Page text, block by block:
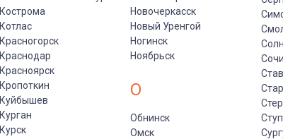
Кострома
Котлас
Красногорск
Краснодар
Красноярск
Кропоткин
Куйбышев
Курган
Курск
Новочеркасск
Новый Уренгой
Ногинск
Ноябрьск
О
Обнинск
Омск